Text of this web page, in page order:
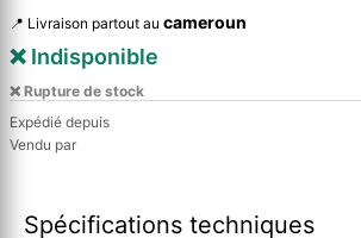
📍 Livraison partout au cameroun
❌ Indisponible
❌ Rupture de stock
Expédié depuis
Vendu par
Spécifications techniques